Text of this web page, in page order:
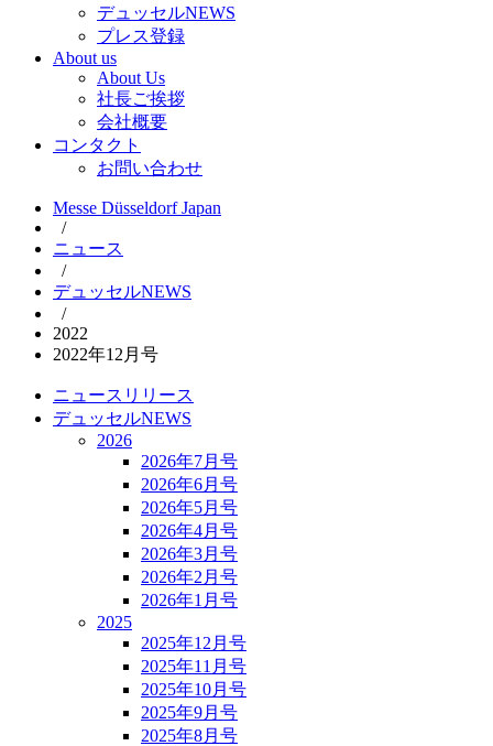
デュッセルNEWS
プレス登録
About us
About Us
社長ご挨拶
会社概要
コンタクト
お問い合わせ
Messe Düsseldorf Japan
/
ニュース
/
デュッセルNEWS
/
2022
2022年12月号
ニュースリリース
デュッセルNEWS
2026
2026年7月号
2026年6月号
2026年5月号
2026年4月号
2026年3月号
2026年2月号
2026年1月号
2025
2025年12月号
2025年11月号
2025年10月号
2025年9月号
2025年8月号